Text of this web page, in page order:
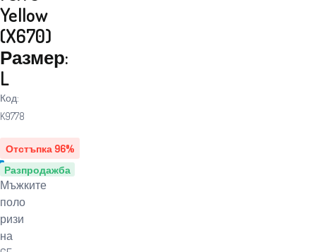
Отстъпка 96%
Разпродажба
Yellow
(X670)
Размер:
L
Код:
K9778
Мъжките
поло
ризи
на